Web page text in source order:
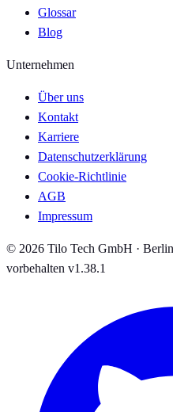
Glossar
Blog
Unternehmen
Über uns
Kontakt
Karriere
Datenschutzerklärung
Cookie-Richtlinie
AGB
Impressum
© 2026 Tilo Tech GmbH ·
vorbehalten v1.38.1